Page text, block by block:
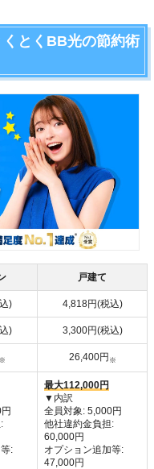
とくBB光の節約術
戸建て
) 4,818円(税込)
) 3,300円(税込)
※ 26,400円 ※
:
最大112,000円
▼内訳
全員対象: 5,000円
他社違約金負担:
60,000円
オプション追加等:
47,000円